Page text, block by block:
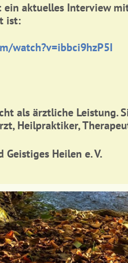
aktuelles Interview
ist:
watch?v=ibbci9hzP5I
als ärztliche Leistung.
Heilpraktiker,
Heilen e. V.